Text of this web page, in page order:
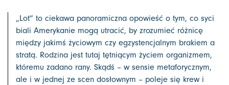
„Lot” to ciekawa panoramiczna opowieść o tym, co syci
biali Amerykanie mogą utracić, by zrozumieć różnicę
między jakimś życiowym czy egzystencjalnym brakiem a
stratą. Rodzina jest tutaj tętniącym życiem organizmem,
któremu zadano rany. Skądś – w sensie metaforycznym,
ale i w jednej ze scen dosłownym – poleje się krew i